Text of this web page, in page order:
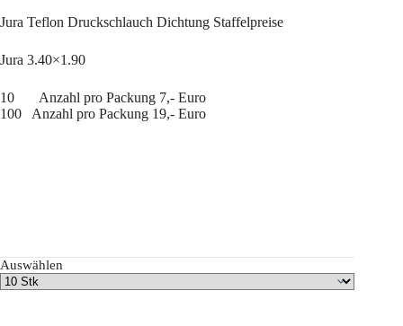
bis
19,00 €
Jura Teflon Druckschlauch Dichtung Staffelpreise
Jura 3.40×1.90
10 Anzahl pro Packung 7,- Euro
100 Anzahl pro Packung 19,- Euro
Auswählen